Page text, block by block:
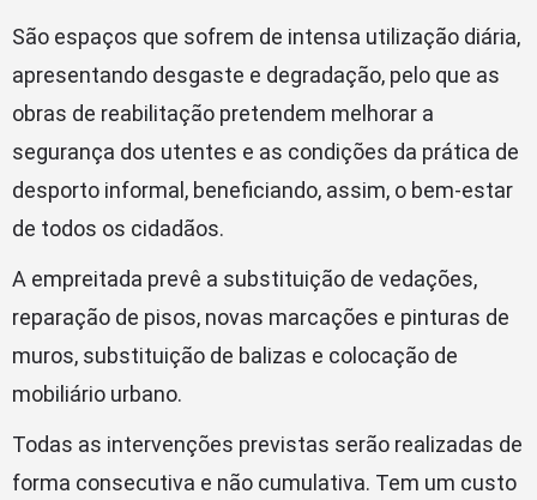
São espaços que sofrem de intensa utilização diária,
apresentando desgaste e degradação, pelo que as
obras de reabilitação pretendem melhorar a
segurança dos utentes e as condições da prática de
desporto informal, beneficiando, assim, o bem-estar
de todos os cidadãos.
A empreitada prevê a substituição de vedações,
reparação de pisos, novas marcações e pinturas de
muros, substituição de balizas e colocação de
mobiliário urbano.
Todas as intervenções previstas serão realizadas de
forma consecutiva e não cumulativa. Tem um custo